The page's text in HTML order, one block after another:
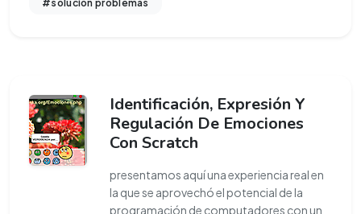
#solucion problemas
Identificación, Expresión Y
Regulación De Emociones
Con Scratch
presentamos aquí una experiencia real en
la que se aprovechó el potencial de la
programación de computadores con un